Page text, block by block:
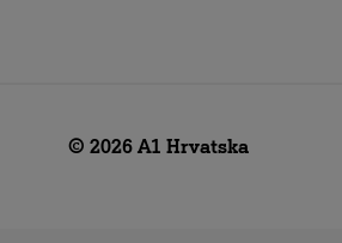
© 2026 A1 Hrvatska